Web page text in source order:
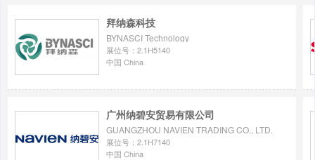
拜纳森科技
BYNASCI Technology
展位号：2.1H5140
中国 China
广州纳碧安贸易有限公司
GUANGZHOU NAVIEN TRADING CO., LTD.
展位号：2.1H7140
中国 China